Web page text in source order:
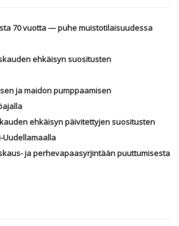
70 vuotta — puhe muistotilaisuudessa
ehkäisyn suositusten
ja maidon pumppaamisen
ehkäisyn päivitettyjen suositusten
Uudellamaalla
ja perhevapaasyrjintään puuttumisesta